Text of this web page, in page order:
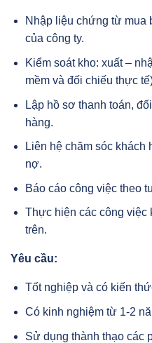
Nhập liệu chứng từ mua
của công ty.
Kiểm soát kho: xuất –
mềm và đối chiếu thực
Lập hồ sơ thanh toán,
hàng.
Liên hệ chăm sóc khách
nợ.
Báo cáo công việc theo
Thực hiện các công việc
trên.
Yêu cầu:
Tốt nghiệp và có kiến
Có kinh nghiệm từ 1-2
Sử dụng thành thạo các